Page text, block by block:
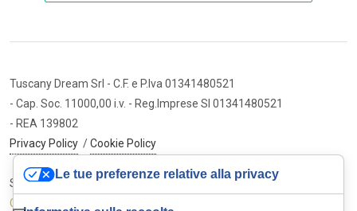
Tuscany Dream Srl - C.F. e P.Iva 01341480521
- Cap. Soc. 11000,00 i.v. - Reg.Imprese SI 01341480521
- REA 139802
Privacy Policy /Cookie Policy
Sito internet ed e-commerce
Cybermarket Web Agency
Le tue preferenze relative alla privacy